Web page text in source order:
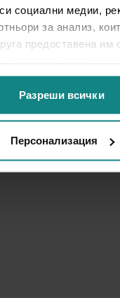
социални медии,
за анализ,
предоставена им
страна на
Разреши всички
Персонализация